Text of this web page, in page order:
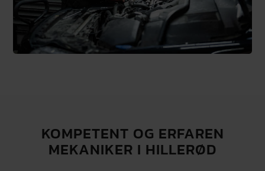
KOMPETENT OG ERFAREN
MEKANIKER I HILLERØD